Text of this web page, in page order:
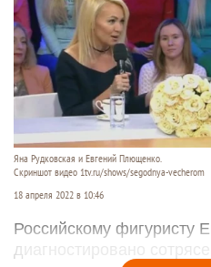
Яна Рудковская и Евгений Плющенко.
Скриншот видео 1tv.ru/shows/segodnya-vecherom
18 апреля 2022 в 10:46
Российскому фигуристу
диагностировано